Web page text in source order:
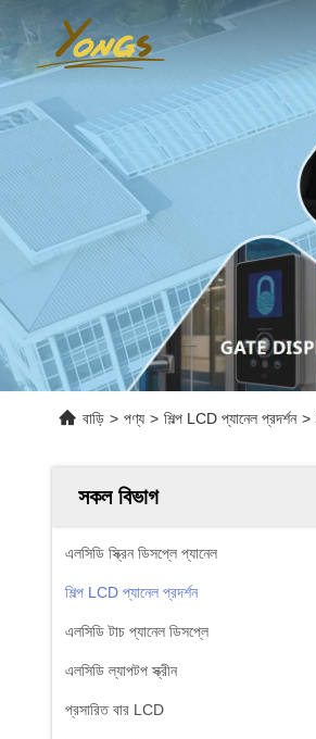
বাড়ি > পণ্য > শিল্প LCD প্যানেল প্রদর্শন >
সকল বিভাগ
এলসিডি স্ক্রিন ডিসপ্লে প্যানেল
শিল্প LCD প্যানেল প্রদর্শন
এলসিডি টাচ প্যানেল ডিসপ্লে
এলসিডি ল্যাপটপ স্ক্রীন
প্রসারিত বার LCD